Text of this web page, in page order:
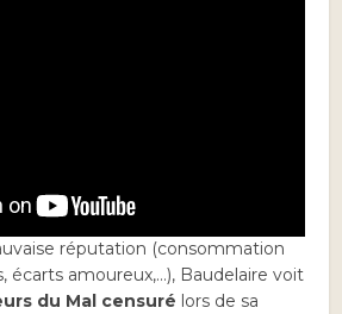
réputation (consommation
écarts amoureux,…), Baudelaire voit
du Mal censuré lors de sa